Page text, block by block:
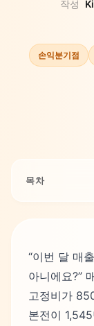
작성
손익분기점
목차
“이번 달 매
아니에요?”
고정비가
본전이